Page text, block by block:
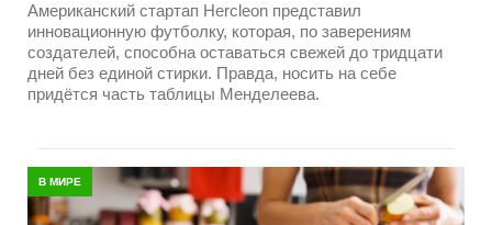
Американский стартап Hercleon представил
инновационную футболку, которая, по заверениям
создателей, способна оставаться свежей до тридцати
дней без единой стирки. Правда, носить на себе
придётся часть таблицы Менделеева.
В МИРЕ